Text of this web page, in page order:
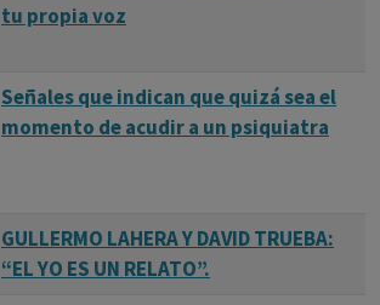
tu propia voz
Señales que indican que quizá sea el
momento de acudir a un psiquiatra
GULLERMO LAHERA Y DAVID TRUEBA:
“EL YO ES UN RELATO”.